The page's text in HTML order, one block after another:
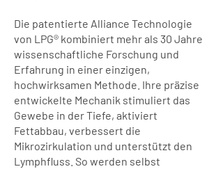
Die patentierte Alliance Technologie
von LPG® kombiniert mehr als 30 Jahre
wissenschaftliche Forschung und
Erfahrung in einer einzigen,
hochwirksamen Methode. Ihre präzise
entwickelte Mechanik stimuliert das
Gewebe in der Tiefe, aktiviert
Fettabbau, verbessert die
Mikrozirkulation und unterstützt den
Lymphfluss. So werden selbst